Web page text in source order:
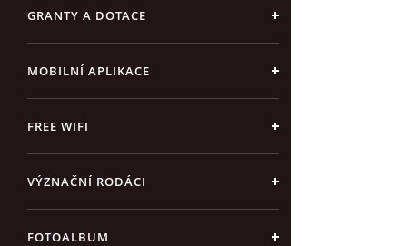
GRANTY A DOTACE
MOBILNÍ APLIKACE
FREE WIFI
VÝZNAČNÍ RODÁCI
FOTOALBUM